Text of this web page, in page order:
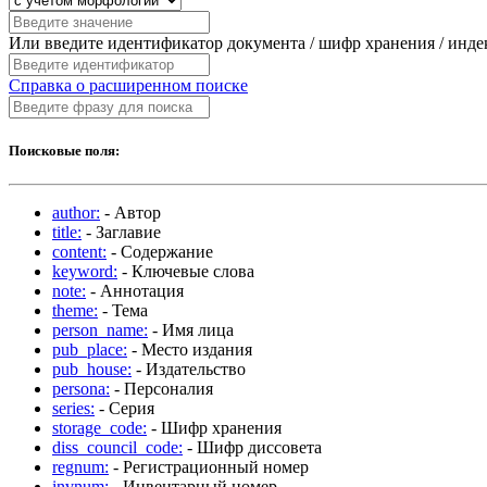
Или введите идентификатор документа / шифр хранения /
Справка о расширенном поиске
Поисковые поля:
author: - Автор
title: - Заглавие
content: - Содержание
keyword: - Ключевые слова
note: - Аннотация
theme: - Тема
person_name: - Имя лица
pub_place: - Место издания
pub_house: - Издательство
persona: - Персоналия
series: - Серия
storage_code: - Шифр хранения
diss_council_code: - Шифр диссовета
regnum: - Регистрационный номер